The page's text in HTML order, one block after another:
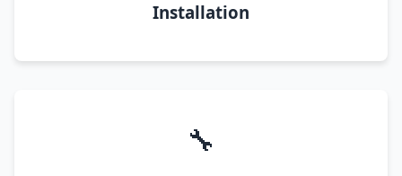
Installation
🔧